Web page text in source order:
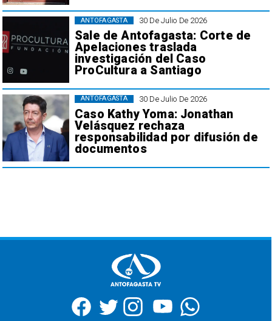
30 De Julio De 2026
Sale de Antofagasta: Corte de
Apelaciones traslada
investigación del Caso
ProCultura a Santiago
ANTOFAGASTA
30 De Julio De 2026
Caso Kathy Yoma: Jonathan
Velásquez rechaza
responsabilidad por difusión de
documentos
ANTOFAGASTA